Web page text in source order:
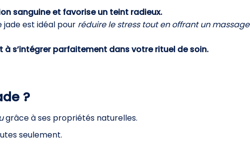
sanguine et favorise un teint radieux.
est idéal pourréduire le stress tout en offrant un massage
à s’intégrer parfaitement dans votre rituel de soin.
?
grâce à ses propriétés naturelles.
seulement.